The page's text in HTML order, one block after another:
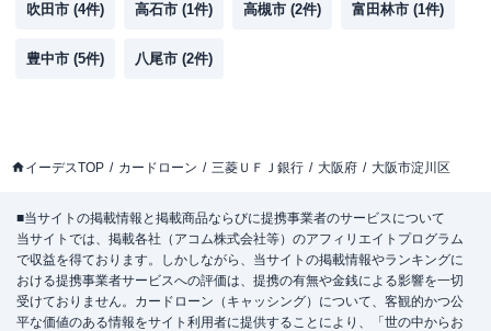
吹田市 (4件) 高石市 (1件) 高槻市 (2件) 富田林市 (1件)
豊中市 (5件) 八尾市 (2件)
イーデスTOP カードローン 三菱ＵＦＪ銀行 大阪府 大阪市淀川区
■当サイトの掲載情報と掲載商品ならびに提携事業者のサービスについて
当サイトでは、掲載各社（アコム株式会社等）のアフィリエイトプログラム
で収益を得ております。しかしながら、当サイトの掲載情報やランキングに
おける提携事業者サービスへの評価は、提携の有無や金銭による影響を一切
受けておりません。カードローン（キャッシング）について、客観的かつ公
平な価値のある情報をサイト利用者に提供することにより、「世の中からお